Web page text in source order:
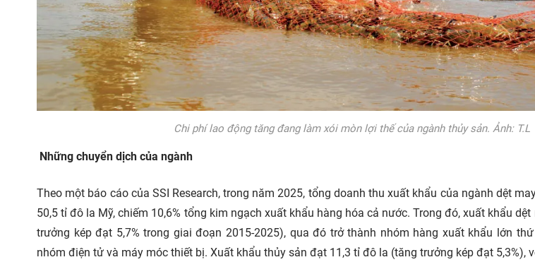
Chi phí lao động tăng đang làm xói mòn lợi thế của ngành thủy sản. Ảnh: T.L
Những chuyển dịch của ngành
Theo một báo cáo của SSI Research, trong năm 2025, tổng doanh thu xuất khẩu của ngành dệt
50,5 tỉ đô la Mỹ, chiếm 10,6% tổng kim ngạch xuất khẩu hàng hóa cả nước. Trong đó, xuất khẩu
trưởng kép đạt 5,7% trong giai đoạn 2015-2025), qua đó trở thành nhóm hàng xuất khẩu lớn
nhóm điện tử và máy móc thiết bị. Xuất khẩu thủy sản đạt 11,3 tỉ đô la (tăng trưởng kép đạt 5,3%),